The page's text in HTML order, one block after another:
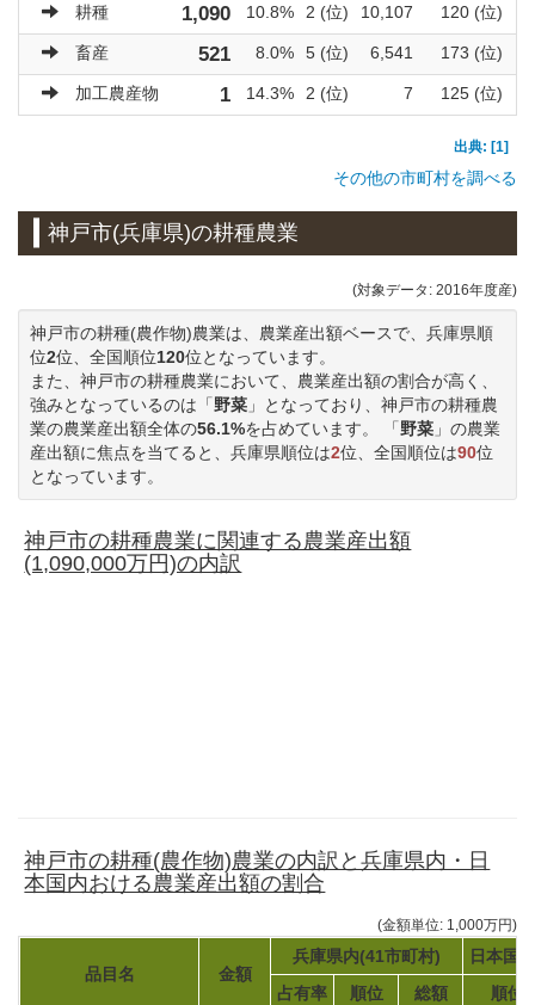
耕種 1,090 10.8% 2 (位) 10,107 120 (位)
畜産 521 8.0% 5 (位) 6,541 173 (位)
加工農産物 1 14.3% 2 (位) 7 125 (位)
出典: [1]
その他の市町村を調べる
神戸市(兵庫県)の耕種農業
(対象データ: 2016年度産)
神戸市の耕種(農作物)農業は、農業産出額ベースで、兵庫県順
位2位、全国順位120位となっています。
また、神戸市の耕種農業において、農業産出額の割合が高く、
強みとなっているのは「野菜 」となっており、神戸市の耕種農
業の農業産出額全体の56.1%を占めています。 「野菜 」の農業
産出額に焦点を当てると、兵庫県順位は2位、全国順位は90位
となっています。
神戸市の耕種農業に関連する農業産出額
(1,090,000万円)の内訳
神戸市の耕種(農作物)農業の内訳と兵庫県内・日
本国内おける農業産出額の割合
(金額単位: 1,000万円)
品目名 金額
兵庫県内(41市町村)
日本国
占有率
順位 総額
順位